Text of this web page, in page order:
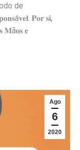
de
𝐏𝐨𝐫 𝐬𝐢,
𝐌ã𝐨𝐬 𝐞
Ago
6
2020